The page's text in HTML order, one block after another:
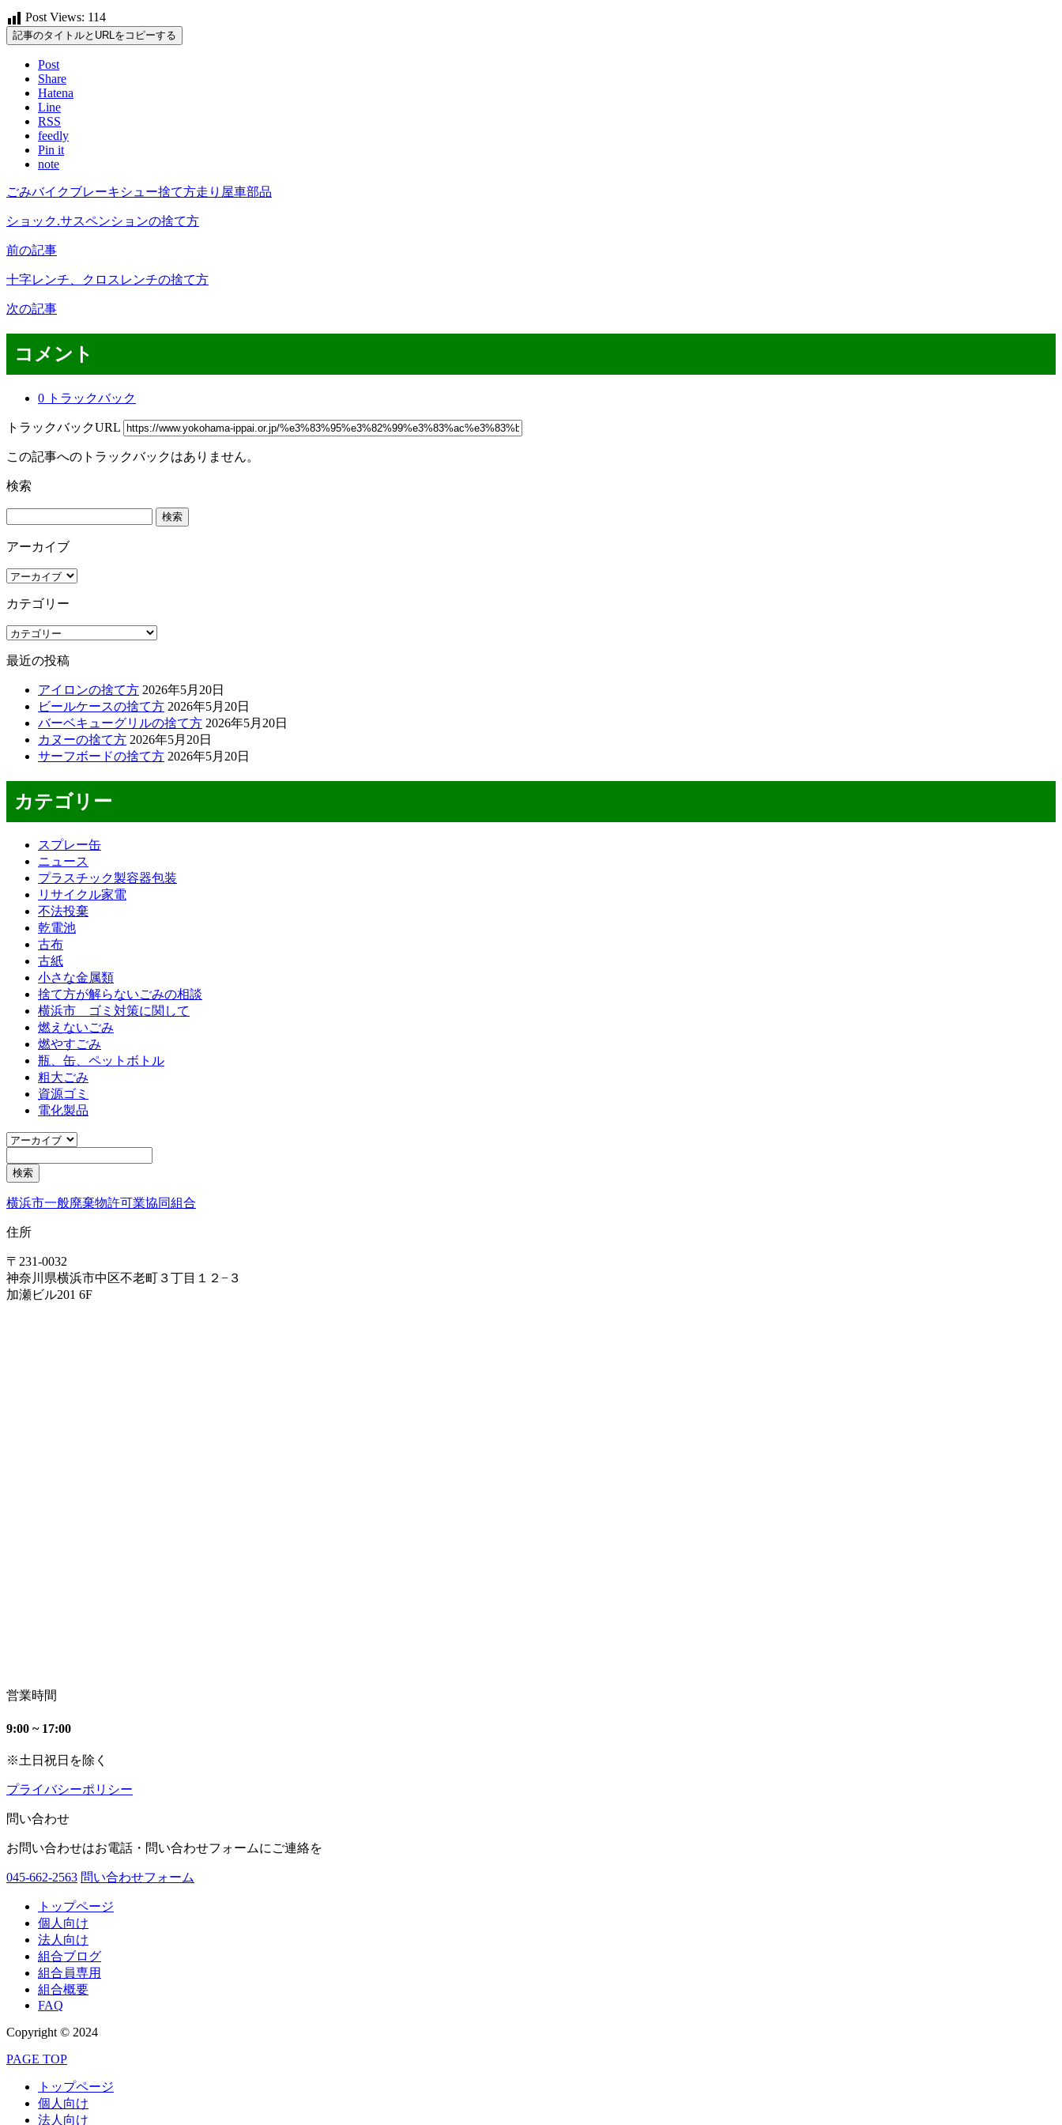
Post Views: 114
記事のタイトルとURLをコピーする
Post
Share
Hatena
Line
RSS
feedly
Pin it
note
ごみバイクブレーキシュー捨て方走り屋車部品
ショック.サスペンションの捨て方
前の記事
十字レンチ、クロスレンチの捨て方
次の記事
コメント
0 トラックバック
トラックバックURL
この記事へのトラックバックはありません。
検索
アーカイブ
ア
カ
イ
ブ
カテゴリー
カ
ゴ
最近の投稿
アイロンの捨て方 2026年5月20日
ビールケースの捨て方 2026年5月20日
バーベキューグリルの捨て方 2026年5月20日
カヌーの捨て方 2026年5月20日
サーフボードの捨て方 2026年5月20日
カテゴリー
スプレー缶
ニュース
プラスチック製容器包装
リサイクル家電
不法投棄
乾電池
古布
古紙
小さな金属類
捨て方が解らないごみの相談
横浜市 ゴミ対策に関して
燃えないごみ
燃やすごみ
瓶、缶、ペットボトル
粗大ごみ
資源ゴミ
電化製品
横浜市一般廃棄物許可業協同組合
住所
〒231-0032
神奈川県横浜市中区不老町３丁目１２−３
加瀬ビル201 6F
営業時間
9:00 ~ 17:00
※土日祝日を除く
プライバシーポリシー
問い合わせ
お問い合わせはお電話・問い合わせフォームにご連絡を
045-662-2563 問い合わせフォーム
トップページ
個人向け
法人向け
組合ブログ
組合員専用
組合概要
FAQ
Copyright © 2024
PAGE TOP
トップページ
個人向け
法人向け